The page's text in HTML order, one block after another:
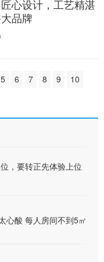
心设计，工艺精湛
品牌
5 6 7 8 9
10
，要转正先体验上位
心酸 每人房间不到5㎡